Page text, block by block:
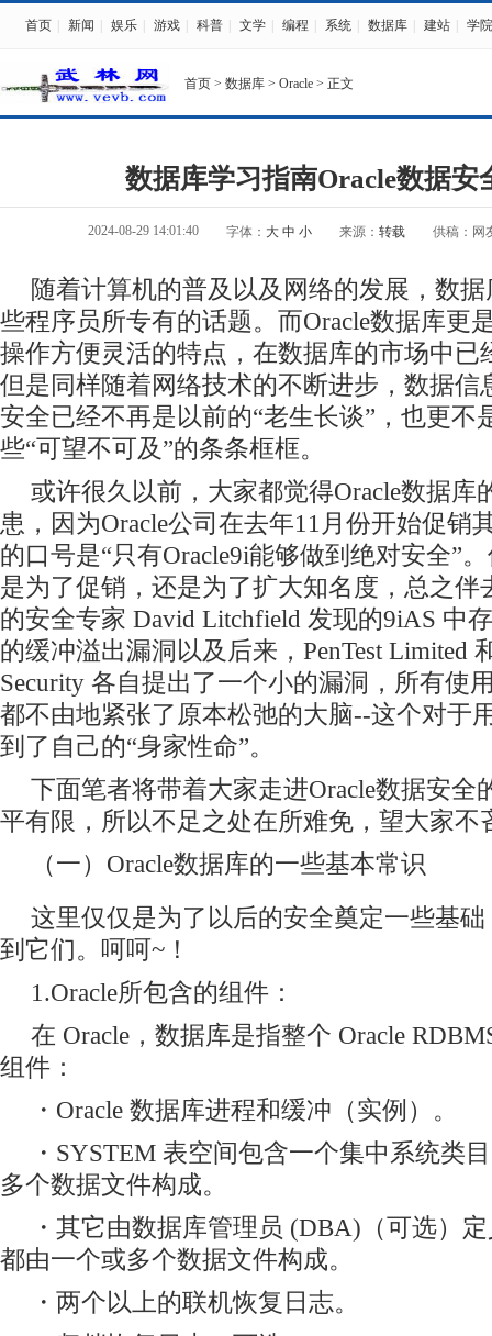
首页 新闻 娱乐 游戏 科普 文学 编程 系统 数据库 建站 学院
首页 > 数据库 > Oracle > 正文
数据库学习指南Oracle数据安
2024-08-29 14:01:40 字体： 大 中 小 来源： 转载 供稿：网
随着计算机的普及以及网络的发展，数
些程序员所专有的话题。而Oracle数据库更
操作方便灵活的特点，在数据库的市场中已
但是同样随着网络技术的不断进步，数据信
安全已经不再是以前的“老生长谈”，也更不
些“可望不可及”的条条框框。
或许很久以前，大家都觉得Oracle数据库
患，因为Oracle公司在去年11月份开始促销
的口号是“只有Oracle9i能够做到绝对安全”
是为了促销，还是为了扩大知名度，总之伴
的安全专家 David Litchfield 发现的9iAS 中
的缓冲溢出漏洞以及后来，PenTest Limited
Security 各自提出了一个小的漏洞，所有使
都不由地紧张了原本松弛的大脑--这个对于
到了自己的“身家性命”。
下面笔者将带着大家走进Oracle数据安全
平有限，所以不足之处在所难免，望大家不
（一）Oracle数据库的一些基本常识
这里仅仅是为了以后的安全奠定一些基
到它们。呵呵~！
1.Oracle所包含的组件：
在 Oracle，数据库是指整个 Oracle
组件：
・Oracle 数据库进程和缓冲（实例）。
・SYSTEM 表空间包含一个集中系统类
多个数据文件构成。
・其它由数据库管理员 (DBA)（可选）
都由一个或多个数据文件构成。
・两个以上的联机恢复日志。